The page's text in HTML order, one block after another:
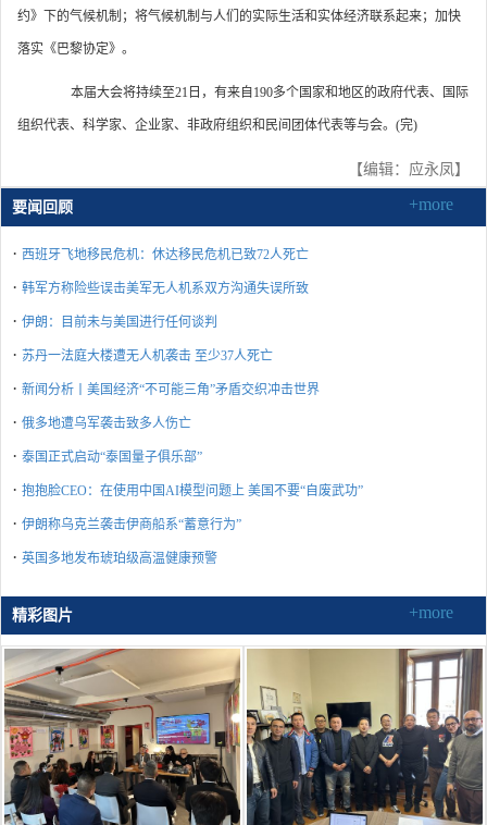
约》下的气候机制；将气候机制与人们的实际生活和实体经济联系起来；加快
落实《巴黎协定》。
本届大会将持续至21日，有来自190多个国家和地区的政府代表、国际
组织代表、科学家、企业家、非政府组织和民间团体代表等与会。(完)
【编辑：应永凤】
要闻回顾 +more
· 西班牙飞地移民危机：休达移民危机已致72人死亡
· 韩军方称险些误击美军无人机系双方沟通失误所致
· 伊朗：目前未与美国进行任何谈判
· 苏丹一法庭大楼遭无人机袭击 至少37人死亡
· 新闻分析丨美国经济“不可能三角”矛盾交织冲击世界
· 俄多地遭乌军袭击致多人伤亡
· 泰国正式启动“泰国量子俱乐部”
· 抱抱脸CEO：在使用中国AI模型问题上 美国不要“自废武功”
· 伊朗称乌克兰袭击伊商船系“蓄意行为”
· 英国多地发布琥珀级高温健康预警
精彩图片 +more